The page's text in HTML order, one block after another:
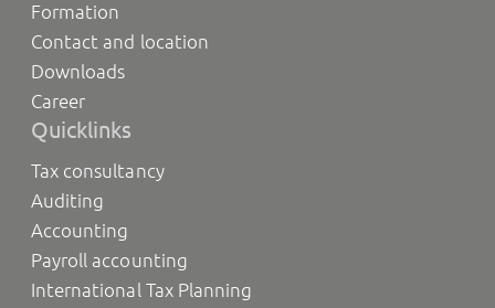
Formation
Contact and location
Downloads
Career
Quicklinks
Tax consultancy
Auditing
Accounting
Payroll accounting
International Tax Planning